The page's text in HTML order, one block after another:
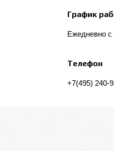
График
Ежедневно с
Телефон
+7(495) 240-